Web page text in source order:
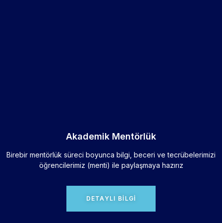
Akademik Mentörlük
Birebir mentörlük süreci boyunca bilgi, beceri ve tecrübelerimizi
öğrencilerimiz (menti) ile paylaşmaya hazırız
DETAYLI BILGI